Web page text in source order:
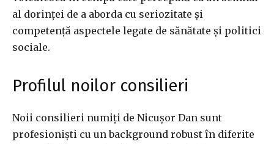
al dorinței de a aborda cu seriozitate și
competență aspectele legate de sănătate și politici
sociale.
Profilul noilor consilieri
Noii consilieri numiți de Nicușor Dan sunt
profesioniști cu un background robust în diferite